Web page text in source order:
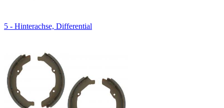
5 - Hinterachse, Differential